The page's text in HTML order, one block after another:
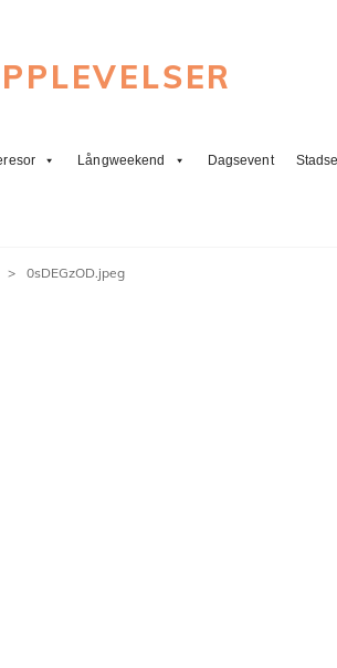
Långweekend Dagsevent
> 0sDEGzOD.jpeg